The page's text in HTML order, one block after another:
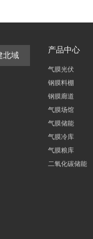
北域
产品中心
气膜光伏
钢膜料棚
钢膜廊道
气膜场馆
气膜储能
气膜冷库
气膜粮库
二氧化碳储能